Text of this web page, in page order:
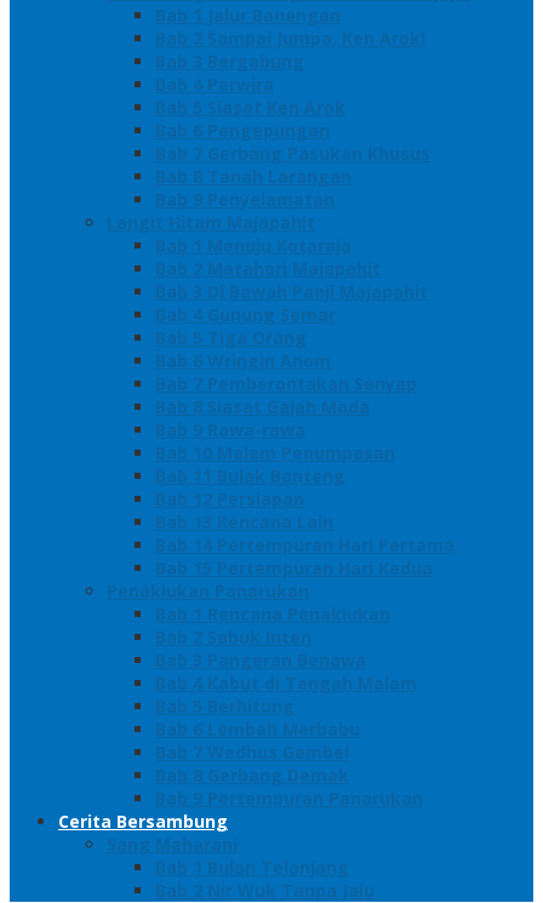
Bab 1 Jalur Banengan
Bab 2 Sampai Jumpa, Ken Arok!
Bab 3 Bergabung
Bab 4 Perwira
Bab 5 Siasat Ken Arok
Bab 6 Pengepungan
Bab 7 Gerbang Pasukan Khusus
Bab 8 Tanah Larangan
Bab 9 Penyelamatan
Langit Hitam Majapahit
Bab 1 Menuju Kotaraja
Bab 2 Matahari Majapahit
Bab 3 Di Bawah Panji Majapahit
Bab 4 Gunung Semar
Bab 5 Tiga Orang
Bab 6 Wringin Anom
Bab 7 Pemberontakan Senyap
Bab 8 Siasat Gajah Mada
Bab 9 Rawa-rawa
Bab 10 Malam Penumpasan
Bab 11 Bulak Banteng
Bab 12 Persiapan
Bab 13 Rencana Lain
Bab 14 Pertempuran Hari Pertama
Bab 15 Pertempuran Hari Kedua
Penaklukan Panarukan
Bab 1 Rencana Penaklukan
Bab 2 Sabuk Inten
Bab 3 Pangeran Benawa
Bab 4 Kabut di Tengah Malam
Bab 5 Berhitung
Bab 6 Lembah Merbabu
Bab 7 Wedhus Gembel
Bab 8 Gerbang Demak
Bab 9 Pertempuran Panarukan
Cerita Bersambung
Sang Maharani
Bab 1 Bulan Telanjang
Bab 2 Nir Wuk Tanpa Jalu